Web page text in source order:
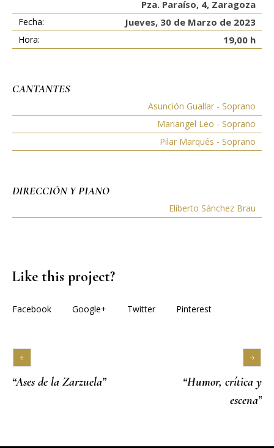
Pza. Paraíso, 4, Zaragoza
Fecha: Jueves, 30 de Marzo de 2023
Hora: 19,00 h
CANTANTES
Asunción Guallar - Soprano
Mariangel Leo - Soprano
Pilar Marqués - Soprano
DIRECCIÓN Y PIANO
Eliberto Sánchez Brau
Like this project?
Facebook Google+ Twitter Pinterest
“Ases de la Zarzuela”
“Humor, crítica y
escena”